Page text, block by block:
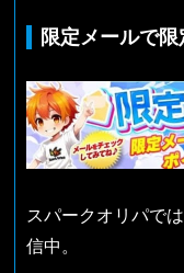
限定メールで
スパークオリパで
信中。